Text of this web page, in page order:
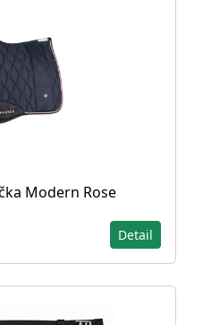
Modern Rose
Detail